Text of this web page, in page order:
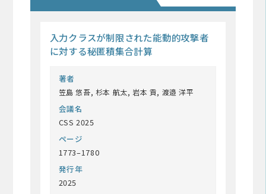
入力クラスが制限された能動的攻撃者
に対する秘匿積集合計算
著者
笠島 悠吾, 杉本 航太, 岩本 貢, 渡邉 洋平
会議名
CSS 2025
ページ
1773–1780
発行年
2025